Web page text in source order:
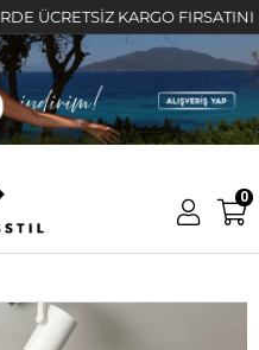
KARGO FIRSATINI
0